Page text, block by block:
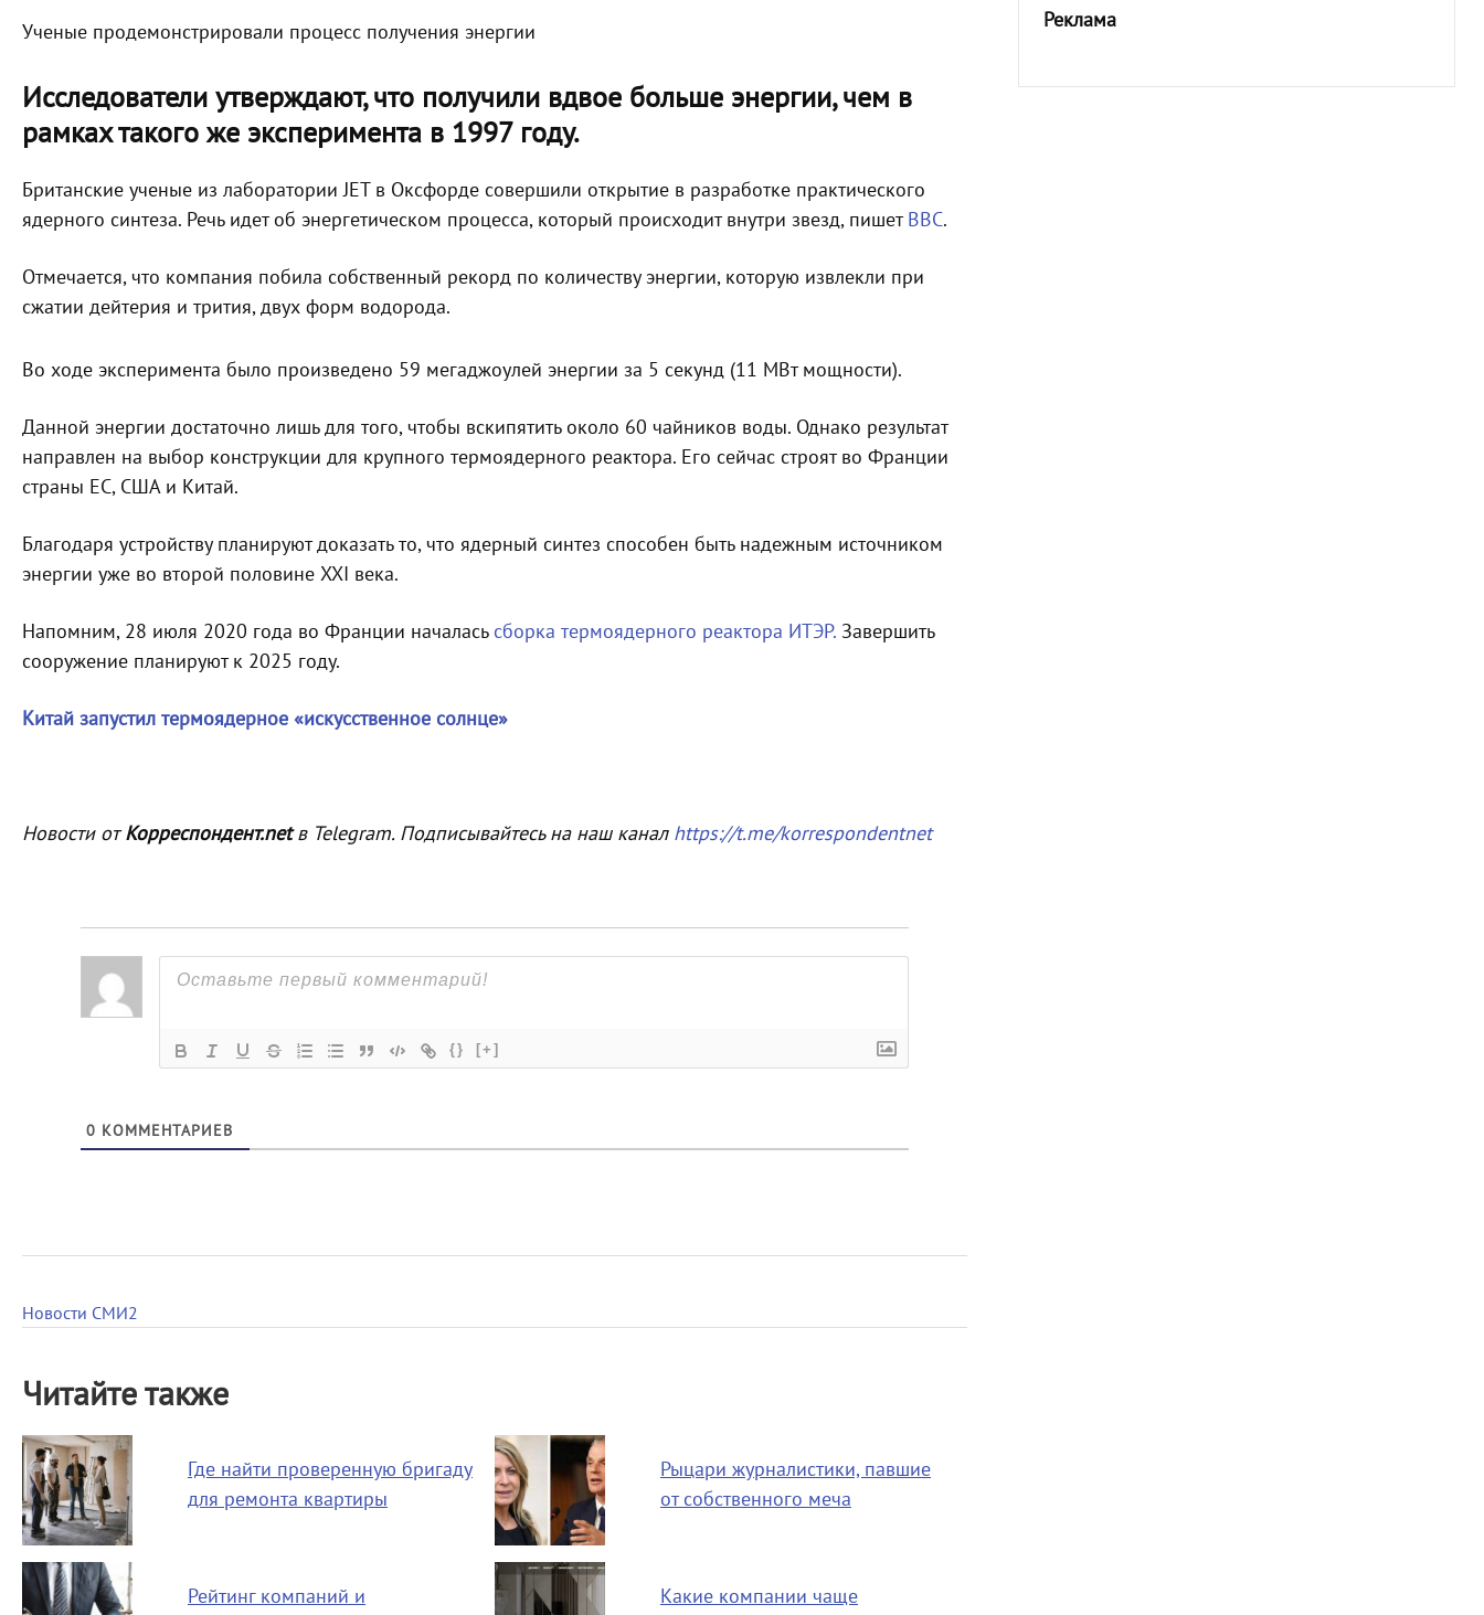
Ученые продемонстрировали процесс получения энергии
Исследователи утверждают, что получили вдвое больше энергии, чем в
рамках такого же эксперимента в 1997 году.
Британские ученые из лаборатории JET в Оксфорде совершили открытие в разработке практического
ядерного синтеза. Речь идет об энергетическом процесса, который происходит внутри звезд, пишетBBC.
Отмечается, что компания побила собственный рекорд по количеству энергии, которую извлекли при
сжатии дейтерия и трития, двух форм водорода.
Во ходе эксперимента было произведено 59 мегаджоулей энергии за 5 секунд (11 МВт мощности).
Данной энергии достаточно лишь для того, чтобы вскипятить около 60 чайников воды. Однако результат
направлен на выбор конструкции для крупного термоядерного реактора. Его сейчас строят во Франции
страны ЕС, США и Китай.
Благодаря устройству планируют доказать то, что ядерный синтез способен быть надежным источником
энергии уже во второй половине XXI века.
Напомним, 28 июля 2020 года во Франции началась сборка термоядерного реактора ИТЭР. Завершить
сооружение планируют к 2025 году.
Китай запустил термоядерное «искусственное солнце»
Новости отКорреспондент.netв Telegram. Подписывайтесь на наш канал https://t.me/korrespondentnet
{} [+]
0 КОММЕНТАРИЕВ
Новости СМИ2
Читайте также
Где найти проверенную бригаду
для ремонта квартиры
Рыцари журналистики, павшие
от собственного меча
Рейтинг компаний и
Какие компании чаще
Реклама